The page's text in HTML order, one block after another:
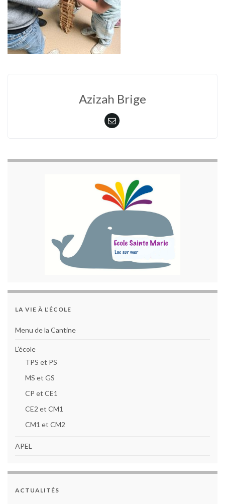
Azizah Brige
LA VIE À L’ÉCOLE
Menu de la Cantine
L’école
TPS et PS
MS et GS
CP et CE1
CE2 et CM1
CM1 et CM2
APEL
ACTUALITÉS